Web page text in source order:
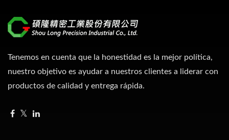
Tenemos en cuenta que la honestidad es la mejor política,
nuestro objetivo es ayudar a nuestros clientes a liderar con
productos de calidad y entrega rápida.